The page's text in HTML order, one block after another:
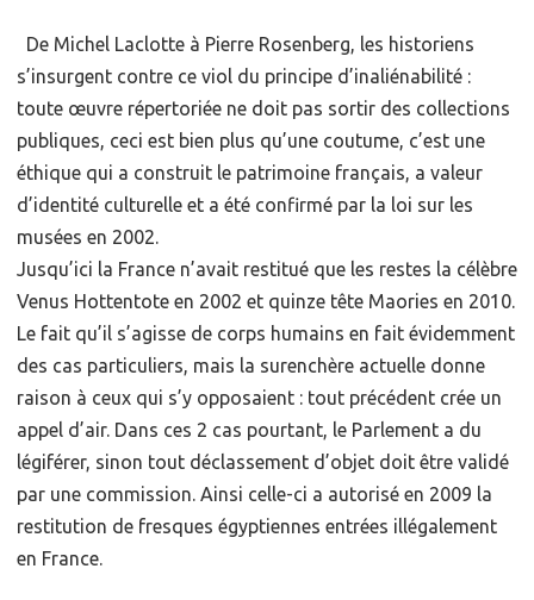
De Michel Laclotte à Pierre Rosenberg, les historiens
s’insurgent contre ce viol du principe d’inaliénabilité :
toute œuvre répertoriée ne doit pas sortir des collections
publiques, ceci est bien plus qu’une coutume, c’est une
éthique qui a construit le patrimoine français, a valeur
d’identité culturelle et a été confirmé par la loi sur les
musées en 2002.
Jusqu’ici la France n’avait restitué que les restes la célèbre
Venus Hottentote en 2002 et quinze tête Maories en 2010.
Le fait qu’il s’agisse de corps humains en fait évidemment
des cas particuliers, mais la surenchère actuelle donne
raison à ceux qui s’y opposaient : tout précédent crée un
appel d’air. Dans ces 2 cas pourtant, le Parlement a du
légiférer, sinon tout déclassement d’objet doit être validé
par une commission. Ainsi celle-ci a autorisé en 2009 la
restitution de fresques égyptiennes entrées illégalement
en France.